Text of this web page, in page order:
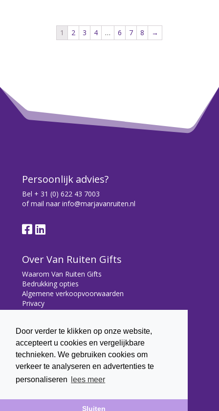
Door verder te klikken op onze website,
accepteert u cookies en vergelijkbare
technieken. We gebruiken cookies om
verkeer te analyseren en advertenties te
personaliseren
lees meer
Sluiten
1 2 3 4 … 6 7 8 →
Persoonlijk advies?
Bel + 31 (0) 622 43 7003
of mail naar info@marjavanruiten.nl
Over Van Ruiten Gifts
Waarom Van Ruiten Gifts
Bedrukking opties
Algemene verkoopvoorwaarden
Privacy
Contact
Contact
Bryonialaan 5
3233 VA Oostvoorne
+31 (0) 6 22 43 7003
info@marjavanruiten.nl